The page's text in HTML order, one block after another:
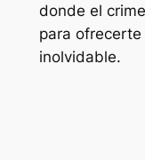
donde el
para
inolvidable.